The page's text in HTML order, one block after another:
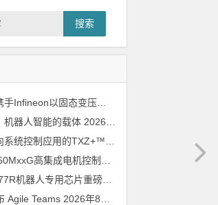
搜索
大联大诠鼎集团携手Infineon以固态变压器重构配电效率新标杆
机器人智能的载体 2026年8月6日
兆易创新GD32H77R机器人专用芯片重磅亮相，精准赋能伺服驱动与关节控制
Agile Teams 2026年8月6日